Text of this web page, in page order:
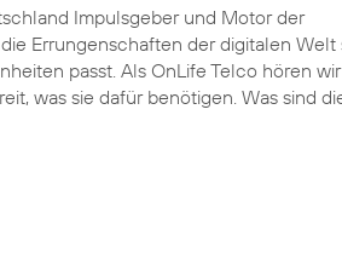
Impulsgeber und Motor der
Errungenschaften der digitalen Welt
passt. Als OnLife Telco hören wir
was sie dafür benötigen. Was sind